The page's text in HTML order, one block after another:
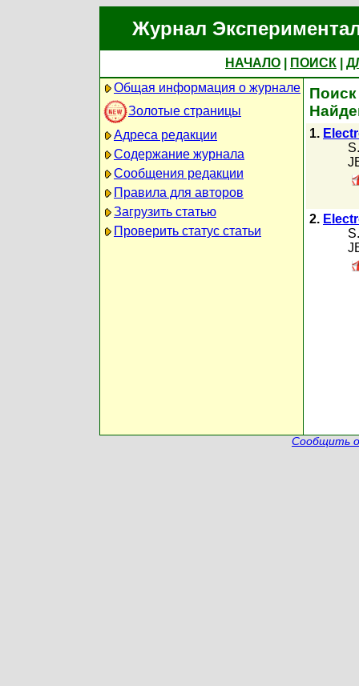
Журнал
НАЧАЛО ПОИСК
Общая информация о журнале
Золотые страницы
Адреса редакции
Содержание журнала
Сообщения редакции
Правила для авторов
Загрузить статью
Проверить статус статьи
1.
2.
Сообщить о